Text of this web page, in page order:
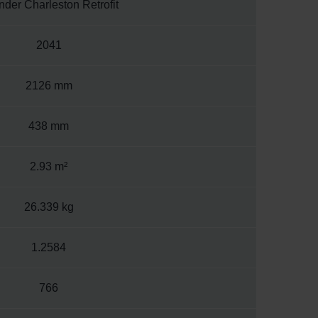
Charleston Retrofit
2041
2126 mm
438 mm
2.93 m²
26.339 kg
1.2584
766